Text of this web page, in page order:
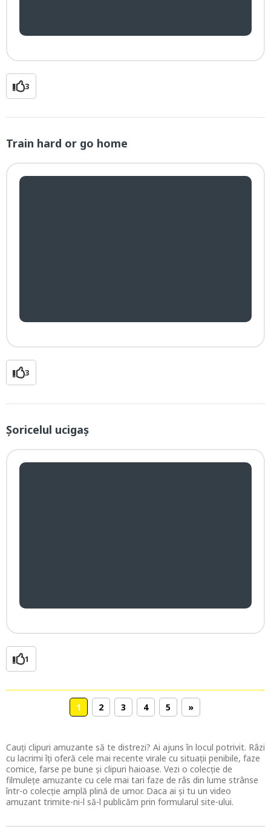
3
Train hard or go home
3
Șoricelul ucigaș
1
1 2 3 4 5 »
Cauți clipuri amuzante să te distrezi? Ai ajuns în locul potrivit. Râzi
cu lacrimi îți oferă cele mai recente virale cu situații penibile, faze
comice, farse pe bune și clipuri haioase. Vezi o colecție de
filmulețe amuzante cu cele mai tari faze de râs din lume strânse
într-o colecție amplă plină de umor. Daca ai și tu un video
amuzant trimite-ni-l să-l publicăm prin formularul site-ului.